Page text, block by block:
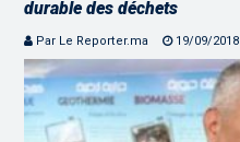
durable des déchets
Par Le Reporter.ma 19/09/2018